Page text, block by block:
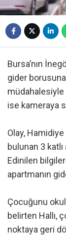
Bursa’nın
gider
müdahalesiyle
ise kameraya
Olay,
bulunan 3
Edinilen
apartmanın
Çocuğunu
belirten Hallı,
noktaya geri